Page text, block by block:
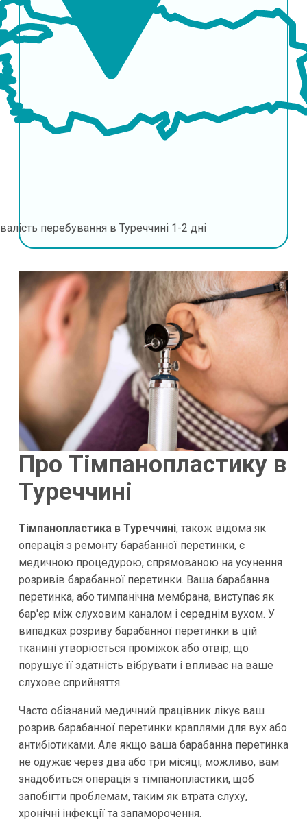
перебування в Туреччині 1-2 дні
Про Тімпанопластику в
Туреччині
Тімпанопластика в Туреччині, також відома як
операція з ремонту барабанної перетинки, є
медичною процедурою, спрямованою на усунення
розривів барабанної перетинки. Ваша барабанна
перетинка, або тимпанічна мембрана, виступає як
бар'єр між слуховим каналом і середнім вухом. У
випадках розриву барабанної перетинки в цій
тканині утворюється проміжок або отвір, що
порушує її здатність вібрувати і впливає на ваше
слухове сприйняття.
Часто обізнаний медичний працівник лікує ваш
розрив барабанної перетинки краплями для вух або
антибіотиками. Але якщо ваша барабанна перетинка
не одужає через два або три місяці, можливо, вам
знадобиться операція з тімпанопластики, щоб
запобігти проблемам, таким як втрата слуху,
хронічні інфекції та запаморочення.